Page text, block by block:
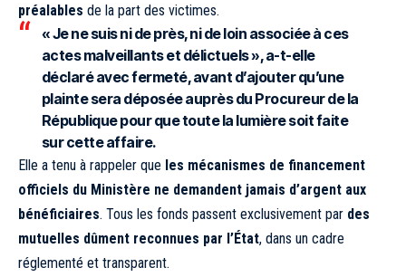
préalables de la part des victimes.
« Je ne suis ni de près, ni de loin associée à ces
actes malveillants et délictuels », a-t-elle
déclaré avec fermeté, avant d’ajouter qu’une
plainte sera déposée auprès du Procureur de la
Républiquepour que toute la lumière soit faite
sur cette affaire.
Elle a tenu à rappeler que les mécanismes de financement
officiels du Ministère ne demandent jamais d’argent aux
bénéficiaires. Tous les fonds passent exclusivement par des
mutuelles dûment reconnues par l’État, dans un cadre
réglementé et transparent.